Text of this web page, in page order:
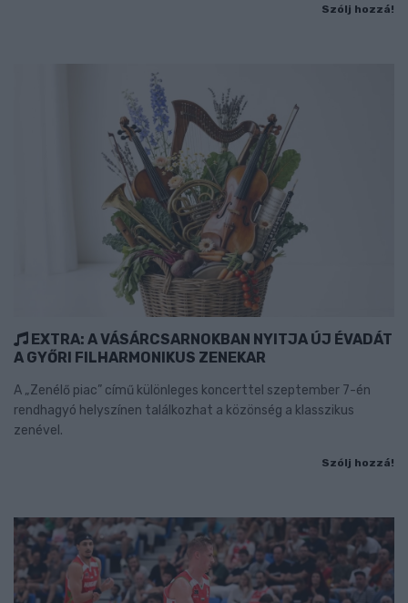
Szólj hozzá!
EXTRA: A VÁSÁRCSARNOKBAN NYITJA ÚJ ÉVADÁT
A GYŐRI FILHARMONIKUS ZENEKAR
A „Zenélő piac” című különleges koncerttel szeptember 7-én
rendhagyó helyszínen találkozhat a közönség a klasszikus
zenével.
Szólj hozzá!